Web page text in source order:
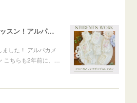
（レポ）半年待ちレッスン！アルパカメレンゲポップス
した！ アルパカメ
こちらも2年前に、…